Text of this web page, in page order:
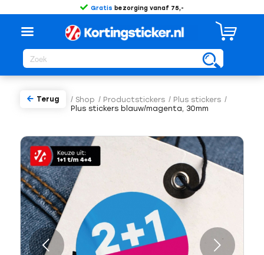
Gratis bezorging vanaf 75,-
/ Shop / Productstickers / Plus stickers /
Plus stickers blauw/magenta, 30mm
Terug
Volgende